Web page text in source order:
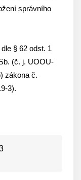
správního
§ 62 odst. 1
(č. j. UOOU-
zákona č.
3).